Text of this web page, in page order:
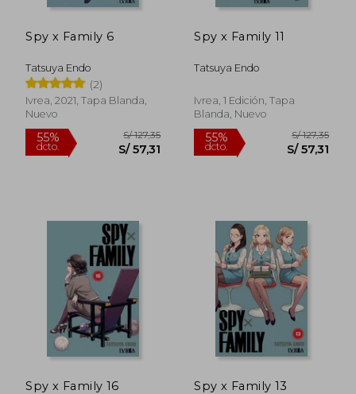
Spy x Family 6
Tatsuya Endo
(2)
Ivrea, 2021, Tapa Blanda,
Nuevo
Spy x Family 11
Tatsuya Endo
Ivrea, 1 Edición, Tapa
Blanda, Nuevo
Spy x Family 16 Spy x Family 13